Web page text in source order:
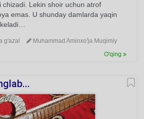
chizadi. Lekin shoir uchun atrof
emas. U shunday damlarda yaqin
g'azal
Muhammad Aminxo'ja Muqimiy
O'qing